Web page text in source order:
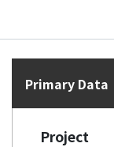
Primary Data
Project